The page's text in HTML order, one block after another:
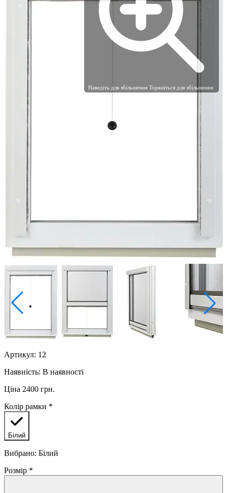
Наведіть для збільшення Торкніться для збільшення
Артикул: 12
Наявність: В наявності
Ціна 2400 грн.
Колір рамки *
Білий
Вибрано: Білий
Розмір *